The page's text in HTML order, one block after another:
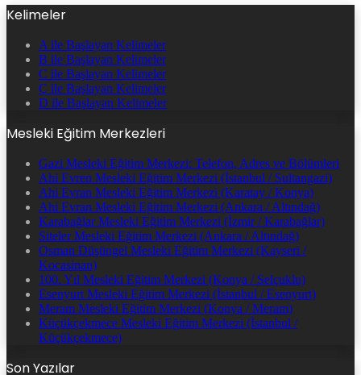
Kelimeler
A ile Başlayan Kelimeler
B ile Başlayan Kelimeler
C ile Başlayan Kelimeler
Ç ile Başlayan Kelimeler
D ile Başlayan Kelimeler
Mesleki Eğitim Merkezleri
Gazi Mesleki Eğitim Merkezi: Telefon, Adres ve Bölümleri
Ahi Evren Mesleki Eğitim Merkezi (İstanbul / Sultangazi)
Ahi Evran Mesleki Eğitim Merkezi (Karatay / Konya)
Ahi Evran Mesleki Eğitim Merkezi (Ankara / Altındağ)
Karabağlar Mesleki Eğitim Merkezi (İzmir / Karabağlar)
Siteler Mesleki Eğitim Merkezi (Ankara / Altındağ)
Osman Düşüngel Mesleki Eğitim Merkezi (Kayseri /
Kocasinan)
100. Yıl Mesleki Eğitim Merkezi (Konya / Selçuklu)
Esenyurt Mesleki Eğitim Merkezi (İstanbul / Esenyurt)
Meram Mesleki Eğitim Merkezi (Konya / Meram)
Küçükçekmece Mesleki Eğitim Merkezi (İstanbul /
Küçükçekmece)
Son Yazılar